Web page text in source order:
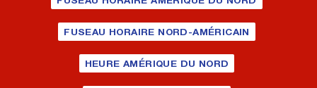
FUSEAU HORAIRE NORD-AMÉRICAIN
HEURE AMÉRIQUE DU NORD